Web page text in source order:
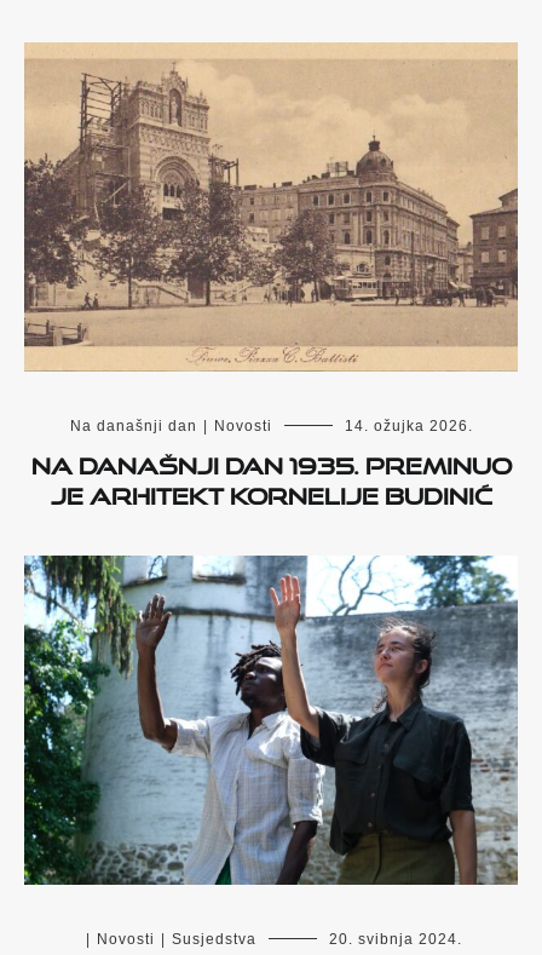
Na današnji dan Novosti 14. ožujka 2026.
Na današnji dan 1935. preminuo
je arhitekt Kornelije Budinić
Novosti Susjedstva 20. svibnja 2024.